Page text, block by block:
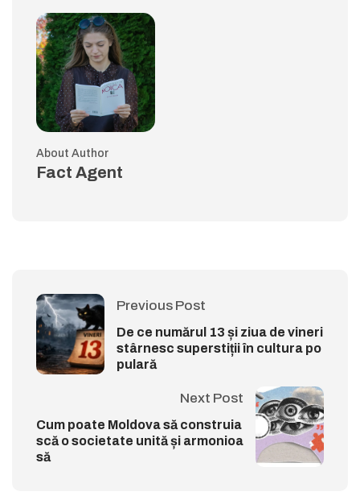
About Author
Fact Agent
Previous Post
De ce numărul 13 și ziua de vineri
stârnesc superstiții în cultura po
pulară
Next Post
Cum poate Moldova să construia
scă o societate unită și armonioa
să